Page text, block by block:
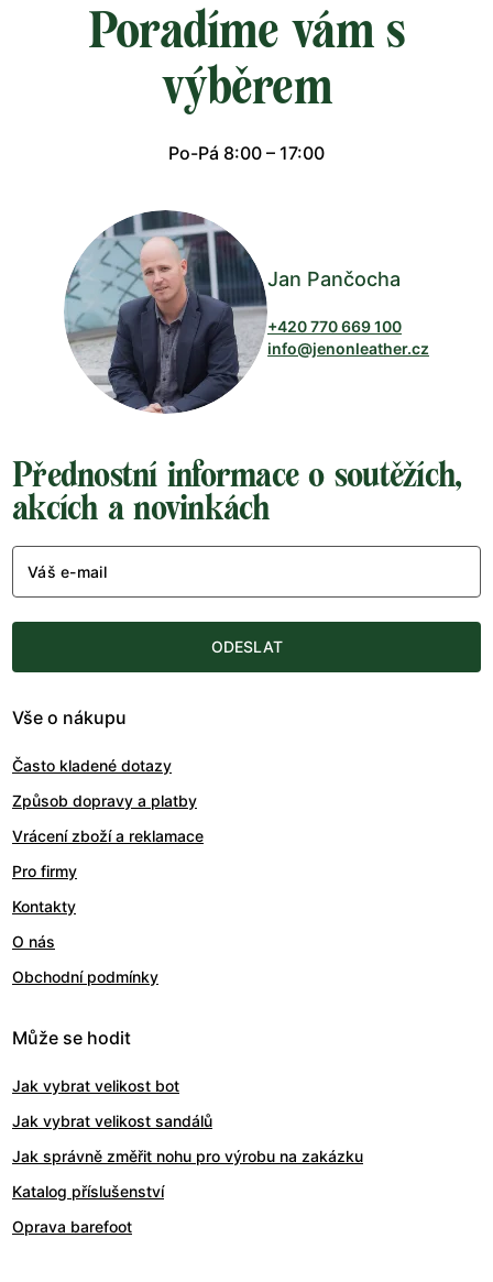
Poradíme vám s
výběrem
Po-Pá 8:00 – 17:00
Jan Pančocha
+420 770 669 100
info@jenonleather.cz
Přednostní informace o soutěžích,
akcích a novinkách
Váš e-mail
ODESLAT
Vše o nákupu
Často kladené dotazy
Způsob dopravy a platby
Vrácení zboží a reklamace
Pro firmy
Kontakty
O nás
Obchodní podmínky
Může se hodit
Jak vybrat velikost bot
Jak vybrat velikost sandálů
Jak správně změřit nohu pro výrobu na zakázku
Katalog příslušenství
Oprava barefoot